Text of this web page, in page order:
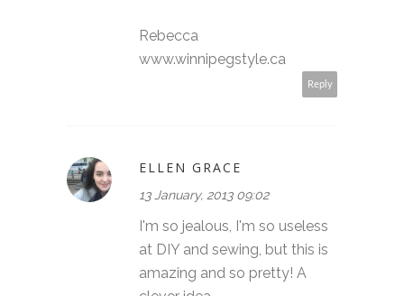
Rebecca
www.winnipegstyle.ca
Reply
ELLEN GRACE
13 January, 2013 09:02
I'm so jealous, I'm so useless
at DIY and sewing, but this is
amazing and so pretty! A